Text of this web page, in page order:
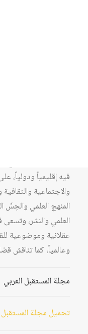
فيه إقليمياً ودولياً،
والاجتماعية
المنهج العلمي والحِسَّ
العلمي والنشر، وتسعى
عقلانية وموضوعية
وعالمياً، كما تناقش
مجلة المستقبل العربي
تحميل مجلة المستقبل العربي العدد